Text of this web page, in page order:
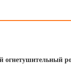
огнетушительный